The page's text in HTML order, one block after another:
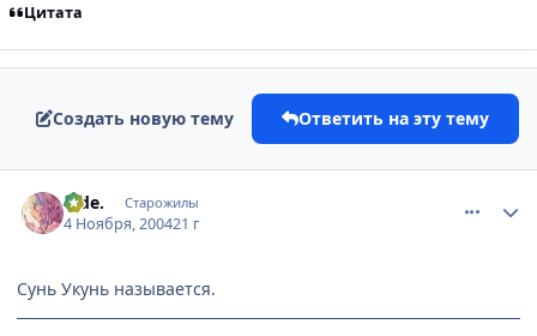
Цитата
Создать новую тему Ответить на эту тему
hide. Старожилы
4 Ноября, 200421 г
Сунь Укунь называется.